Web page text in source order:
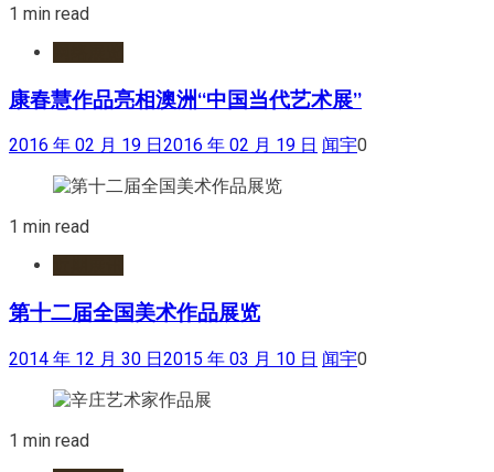
1 min read
康春慧作品亮相澳洲“中国当代艺术展”
2016 年 02 月 19 日 2016 年 02 月 19 日 闻宇0
1 min read
第十二届全国美术作品展览
2014 年 12 月 30 日2015 年 03 月 10 日 闻宇0
1 min read